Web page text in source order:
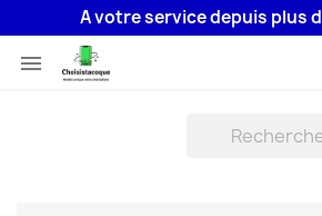
A votre service depuis plus de
